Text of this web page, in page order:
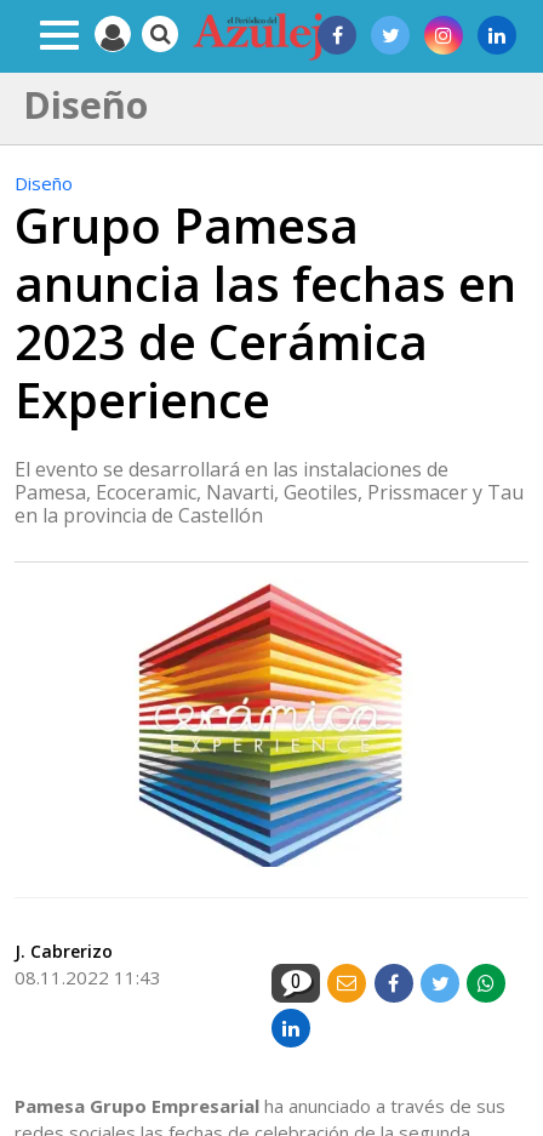
Diseño
Diseño
Grupo Pamesa
anuncia las fechas en
2023 de Cerámica
Experience
El evento se desarrollará en las instalaciones de
Pamesa, Ecoceramic, Navarti, Geotiles, Prissmacer y Tau
en la provincia de Castellón
J. Cabrerizo
08.11.2022 11:43 0
Pamesa Grupo Empresarial ha anunciado a través de sus